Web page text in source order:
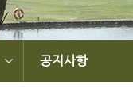
공지사항